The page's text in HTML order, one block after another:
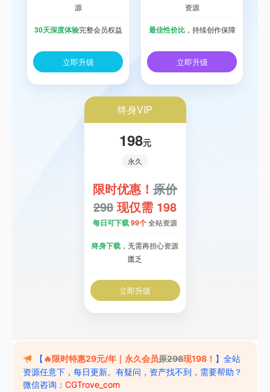
源
30天深度体验完整会员权益
立即升级
资源
最佳性价比，持续创作保障
立即升级
终身VIP
198元
永久
限时优惠！ 原价
298 现仅需 198
每日可下载99个全站资源
终身下载 ，无需再担心资源
匮乏
立即升级
【 🔥限时特惠29元/年｜永久会员原298现198！ 】全站
资源任意下，每日更新。有疑问，资产找不到，需要帮助？
微信咨询：CGTrove_com